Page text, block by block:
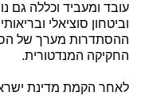
עובד ומעביד וכללה גם
וביטחון סוציאלי
ההסתדרות מערך של
החקיקה המנדטורית.
לאחר הקמת מדינת